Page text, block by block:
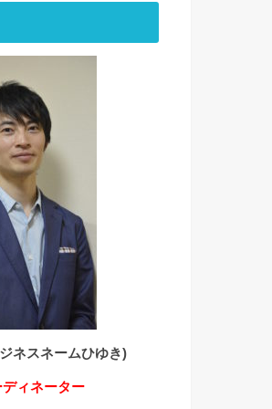
ネスネームひゆき)
ィネーター